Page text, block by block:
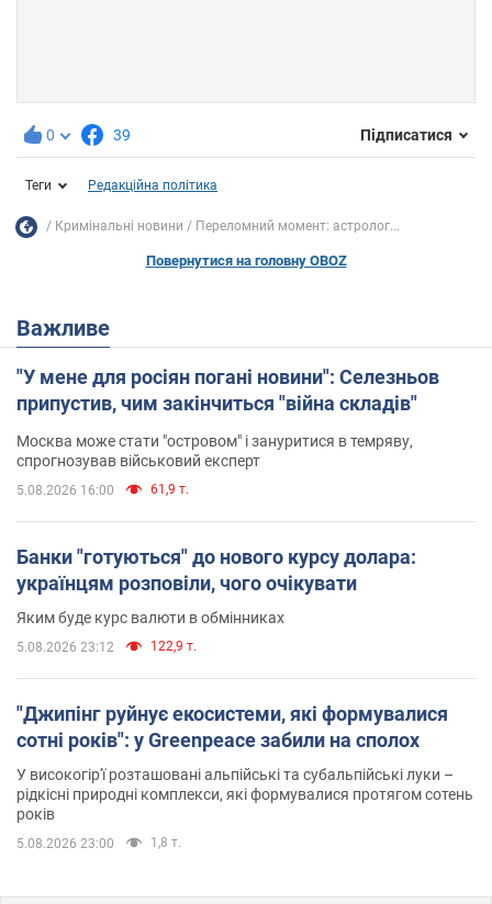
0 39 Підписатися
Теги Редакційна політика
Кримінальні новини Переломний момент: астролог...
Повернутися на головну OBOZ
Важливе
"У мене для росіян погані новини": Селезньов
припустив, чим закінчиться "війна складів"
Москва може стати "островом" і зануритися в темряву,
спрогнозував військовий експерт
5.08.2026 16:00 61,9 т.
Банки "готуються" до нового курсу долара:
українцям розповіли, чого очікувати
Яким буде курс валюти в обмінниках
5.08.2026 23:12 122,9 т.
"Джипінг руйнує екосистеми, які формувалися
сотні років": у Greenpeace забили на сполох
У високогір'ї розташовані альпійські та субальпійські луки –
рідкісні природні комплекси, які формувалися протягом сотень
років
5.08.2026 23:00 1,8 т.